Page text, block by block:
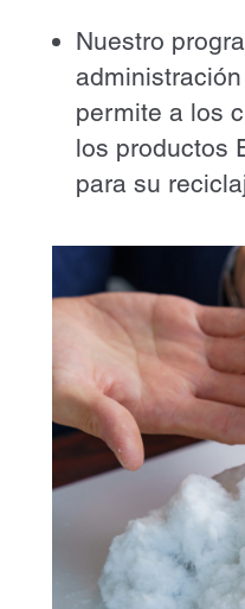
Nuestro
permite a los
los productos
para su